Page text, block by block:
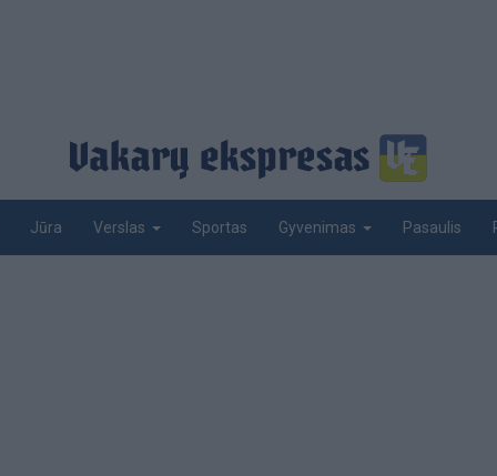
Jūra Verslas Sportas Gyvenimas Pasaulis